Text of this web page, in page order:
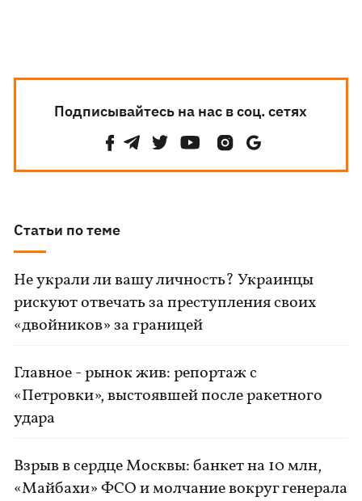
Подписывайтесь на нас в соц. сетях
Статьи по теме
Не украли ли вашу личность? Украинцы
рискуют отвечать за преступления своих
«двойников» за границей
Главное - рынок жив: репортаж с
«Петровки», выстоявшей после ракетного
удара
Взрыв в сердце Москвы: банкет на 10 млн,
«Майбахи» ФСО и молчание вокруг генерала